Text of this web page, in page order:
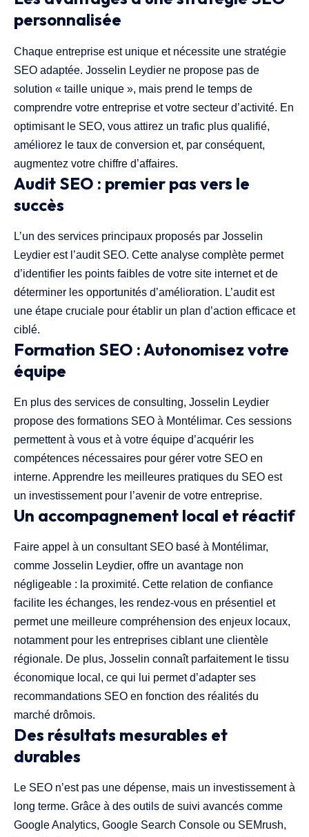
personnalisée
Chaque entreprise est unique et nécessite une stratégie
SEO adaptée. Josselin Leydier ne propose pas de
solution « taille unique », mais prend le temps de
comprendre votre entreprise et votre secteur d’activité. En
optimisant le SEO, vous attirez un trafic plus qualifié,
améliorez le taux de conversion et, par conséquent,
augmentez votre chiffre d’affaires.
Audit SEO : premier pas vers le
succès
L’un des services principaux proposés par Josselin
Leydier est l’audit SEO. Cette analyse complète permet
d’identifier les points faibles de votre site internet et de
déterminer les opportunités d’amélioration. L’audit est
une étape cruciale pour établir un plan d’action efficace et
ciblé.
Formation SEO : Autonomisez votre
équipe
En plus des services de consulting, Josselin Leydier
propose des formations SEO à Montélimar. Ces sessions
permettent à vous et à votre équipe d’acquérir les
compétences nécessaires pour gérer votre SEO en
interne. Apprendre les meilleures pratiques du SEO est
un investissement pour l’avenir de votre entreprise.
Un accompagnement local et réactif
Faire appel à un consultant SEO basé à Montélimar,
comme Josselin Leydier, offre un avantage non
négligeable : la proximité. Cette relation de confiance
facilite les échanges, les rendez-vous en présentiel et
permet une meilleure compréhension des enjeux locaux,
notamment pour les entreprises ciblant une clientèle
régionale. De plus, Josselin connaît parfaitement le tissu
économique local, ce qui lui permet d’adapter ses
recommandations SEO en fonction des réalités du
marché drômois.
Des résultats mesurables et
durables
Le SEO n’est pas une dépense, mais un investissement à
long terme. Grâce à des outils de suivi avancés comme
Google Analytics, Google Search Console ou SEMrush,